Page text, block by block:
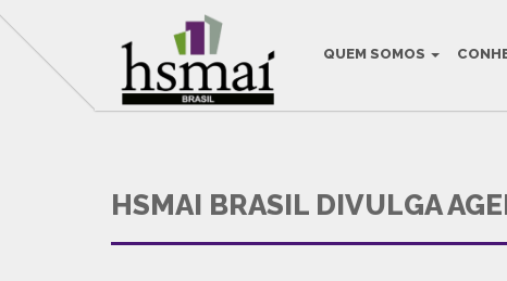
QUEM SOMOS
THIS IS THE
HSMAI Brasil na Mídia
HSMAI BRASIL DIVULGA